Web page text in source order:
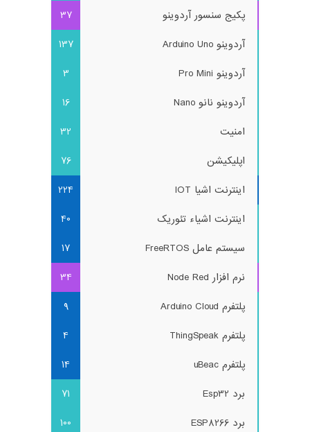
پکیج سنسور آردوینو
37
آردوینو Arduino Uno
137
آردوینو Pro Mini
3
آردوینو نانو Nano
16
امنیت
32
اپلیکیشن
76
اینترنت اشیا IOT
224
اینترنت اشیاء تئوریک
40
سیستم عامل FreeRTOS
17
نرم افزار Node Red
34
پلتفرم Arduino Cloud
9
پلتفرم ThingSpeak
4
پلتفرم uBeac
14
برد Esp32
71
برد ESP8266
100